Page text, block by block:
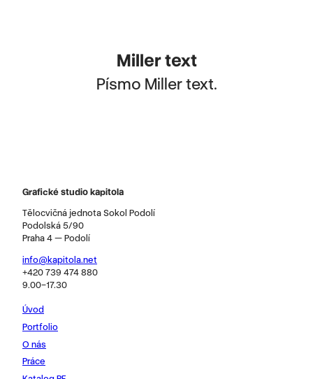
Miller text
Písmo Miller text.
Grafické studio kapitola
Tělocvičná jednota Sokol Podolí
Podolská 5/90
Praha 4 — Podolí
info@kapitola.net
+420 739 474 880
9.00–17.30
Úvod
Portfolio
O nás
Práce